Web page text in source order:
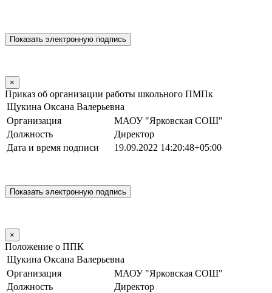
×
Приказ об организации работы школьного ПМПк
Щукина Оксана Валерьевна
Организация
МАОУ "Ярковская СОШ"
Должность
Директор
Дата и время подписи
19.09.2022 14:20:48+05:00
×
Положение о ППК
Щукина Оксана Валерьевна
Организация
МАОУ "Ярковская СОШ"
Должность
Директор